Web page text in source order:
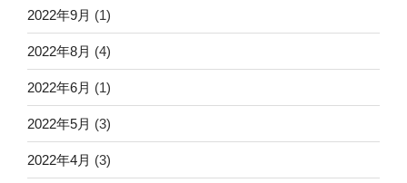
2022年9月 (1)
2022年8月 (4)
2022年6月 (1)
2022年5月 (3)
2022年4月 (3)